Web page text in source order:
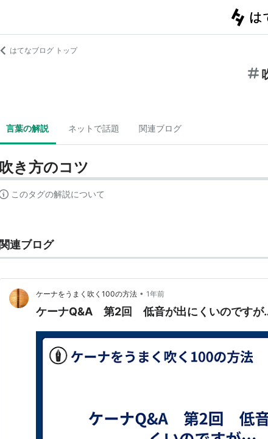
はてなブログ トップ
言葉の解説 ネットで話題 関連ブログ
吹き方のコツ
このタグの解説について
関連ブログ
ケーナをうまく吹く100の方法 • 1年前
ケーナQ&A 第2回 低音が出にくいのですが